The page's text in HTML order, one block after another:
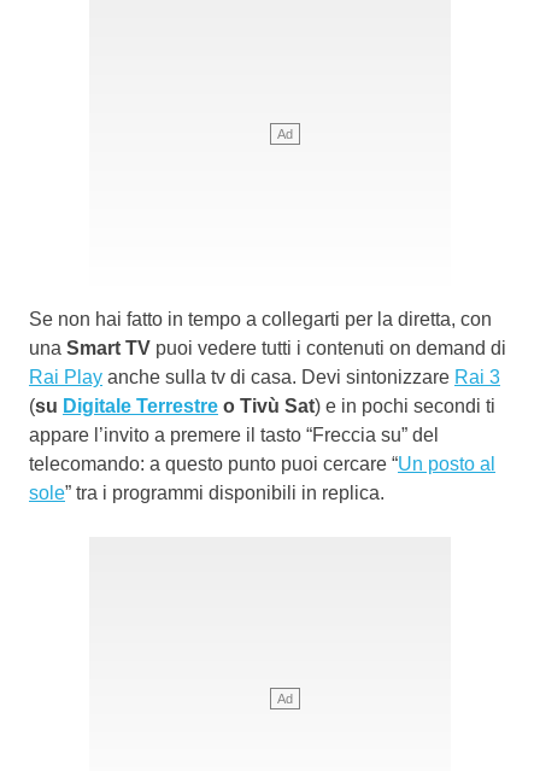
Se non hai fatto in tempo a collegarti per la diretta, con
una Smart TV puoi vedere tutti i contenuti on demand di
Rai Play anche sulla tv di casa. Devi sintonizzare Rai 3
(su Digitale Terrestre o Tivù Sat) e in pochi secondi ti
appare l’invito a premere il tasto “Freccia su” del
telecomando: a questo punto puoi cercare “Un posto al
sole” tra i programmi disponibili in replica.